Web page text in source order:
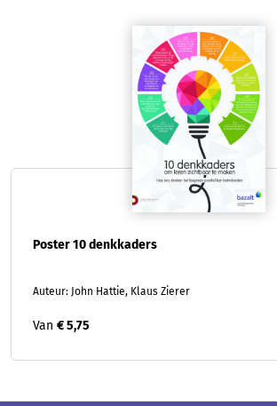
Poster 10 denkkaders
Auteur: John Hattie, Klaus Zierer
Van € 5,75